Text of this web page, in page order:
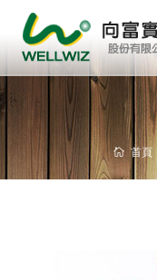
首頁